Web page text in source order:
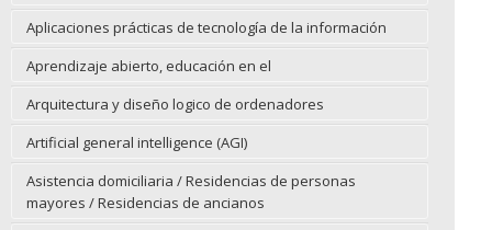
Aplicaciones prácticas de tecnología de la información
Aprendizaje abierto, educación en el
Arquitectura y diseño logico de ordenadores
Artificial general intelligence (AGI)
Asistencia domiciliaria / Residencias de personas
mayores / Residencias de ancianos